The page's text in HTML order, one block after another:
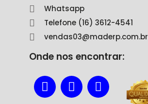
Whatsapp
Telefone (16) 3612-4541
vendas03@maderp.com.br
Onde nos encontrar: